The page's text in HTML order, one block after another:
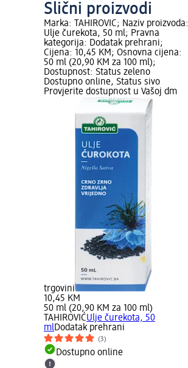
Slični proizvodi
Marka: TAHIROVIĆ; Naziv proizvoda:
Ulje čurekota, 50 ml; Pravna
kategorija: Dodatak prehrani;
Cijena: 10,45 KM; Osnovna cijena:
50 ml (20,90 KM za 100 ml);
Dostupnost: Status zeleno
Dostupno online, Status sivo
Provjerite dostupnost u Vašoj dm
trgovini
10,45 KM
50 ml (20,90 KM za 100 ml)
TAHIROVIĆUlje čurekota, 50
mlDodatak prehrani
(3)
Dostupno online